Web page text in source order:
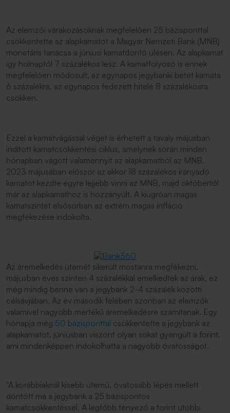
Az elemzői várakozásoknak megfelelően 25 bázisponttal
csökkentette az alapkamatot a Magyar Nemzeti Bank (MNB)
monetáris tanácsa a júniusi kamatdöntő ülésen. Az alapkamat
így holnaptól 7 százalékos lesz. A kamatfolyosó is ennek
megfelelően módosult, az egynapos jegybanki betét kamata
6 százalékra, az egynapos fedezett hitelé 8 százalékosra
csökken.
Ezzel a kamatvágással véget is érhetett a tavaly májusban
indított kamatcsökkentési ciklus, amelynek során minden
hónapban vágott valamennyit az alapkamatból az MNB.
2023 májusában először az akkor 18 százalékos irányadó
kamatot kezdte egyre lejjebb vinni az MNB, majd októbertől
már az alapkamathoz is hozzányúlt. A kiugróan magas
kamatszintet elsősorban az extrém magas infláció
megfékezése indokolta.
Az áremelkedés ütemét sikerült mostanra megfékezni,
májusban éves szinten 4 százalékkal emelkedtek az árak, ez
még mindig benne van a jegybank 2-4 százalék közötti
célsávjában. Az év második felében azonban az elemzők
valamivel nagyobb mértékű áremelkedésre számítanak. Egy
hónapja még 50 bázisponttal csökkentette a jegybank az
alapkamatot, júniusban viszont olyan sokat gyengült a forint,
ami mindenképpen indokolhatta a nagyobb óvatosságot.
"A korábbiaknál kisebb ütemű, óvatosabb lépés mellett
döntött ma a jegybank a 25 bázispontos
kamatcsökkentéssel. A legfőbb tényező a forint utóbbi